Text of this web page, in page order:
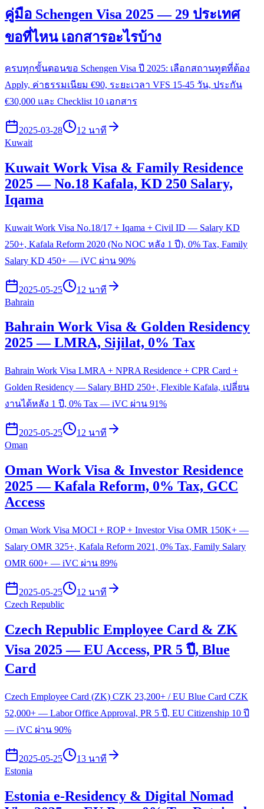
คู่มือ Schengen Visa 2025 — 29 ประเทศ
ขอที่ไหน เอกสารอะไรบ้าง
ครบทุกขั้นตอนขอ Schengen Visa ปี 2025: เลือกสถานทูตที่ต้อง
Apply, ค่าธรรมเนียม €90, ระยะเวลา VFS 15-45 วัน, ประกัน
€30,000 และ Checklist 10 เอกสาร
2025-03-28
12 นาที
Kuwait
Kuwait Work Visa & Family Residence
2025 — No.18 Kafala, KD 250 Salary,
Iqama
Kuwait Work Visa No.18/17 + Iqama + Civil ID — Salary KD
250+, Kafala Reform 2020 (No NOC หลัง 1 ปี), 0% Tax, Family
Salary KD 450+ — iVC ผ่าน 90%
2025-05-25
12 นาที
Bahrain
Bahrain Work Visa & Golden Residency
2025 — LMRA, Sijilat, 0% Tax
Bahrain Work Visa LMRA + NPRA Residence + CPR Card +
Golden Residency — Salary BHD 250+, Flexible Kafala, เปลี่ยน
งานได้หลัง 1 ปี, 0% Tax — iVC ผ่าน 91%
2025-05-25
12 นาที
Oman
Oman Work Visa & Investor Residence
2025 — Kafala Reform, 0% Tax, GCC
Access
Oman Work Visa MOCI + ROP + Investor Visa OMR 150K+ —
Salary OMR 325+, Kafala Reform 2021, 0% Tax, Family Salary
OMR 600+ — iVC ผ่าน 89%
2025-05-25
12 นาที
Czech Republic
Czech Republic Employee Card & ZK
Visa 2025 — EU Access, PR 5 ปี, Blue
Card
Czech Employee Card (ZK) CZK 23,200+ / EU Blue Card CZK
52,000+ — Labor Office Approval, PR 5 ปี, EU Citizenship 10 ปี
— iVC ผ่าน 90%
2025-05-25
13 นาที
Estonia
Estonia e-Residency & Digital Nomad